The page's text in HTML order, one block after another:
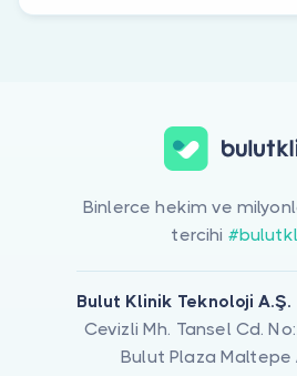
Binlerce hekim ve
tercihi
Bulut Klinik Teknoloji A.Ş.
Cevizli Mh. Tansel Cd.
Bulut Plaza Maltepe